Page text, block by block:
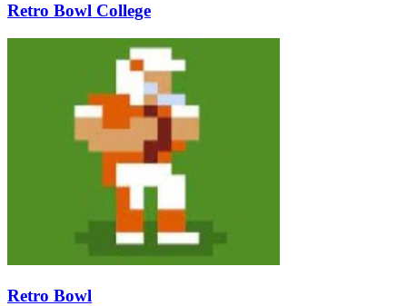
Retro Bowl College
Retro Bowl